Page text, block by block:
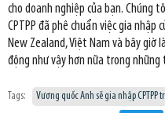
cho doanh nghiệp của bạn. Chúng
CPTPP đã phê chuẩn việc gia nhập
New Zealand, Việt Nam và bây giờ
động như vậy hơn nữa trong
Tags: Vương quốc Anh sẽ gia nhập CPTPP